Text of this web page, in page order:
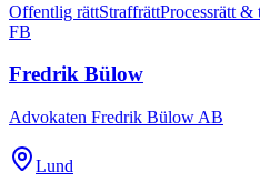
Offentlig rättStraffrättProcessrätt &
FB
Fredrik Bülow
Advokaten Fredrik Bülow AB
Lund